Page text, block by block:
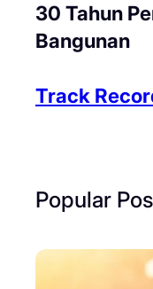
30 Tahun
Bangunan
Track
Popular